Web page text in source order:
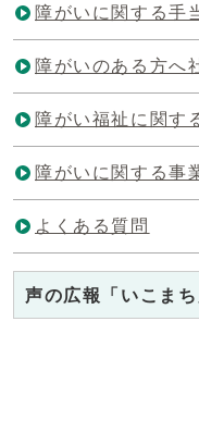
障がいに関する手
障がいのある方へ
障がい福祉に関す
障がいに関する事
よくある質問
声の広報「いこま